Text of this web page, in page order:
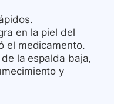
en la piel del
el medicamento.
la espalda baja,
y